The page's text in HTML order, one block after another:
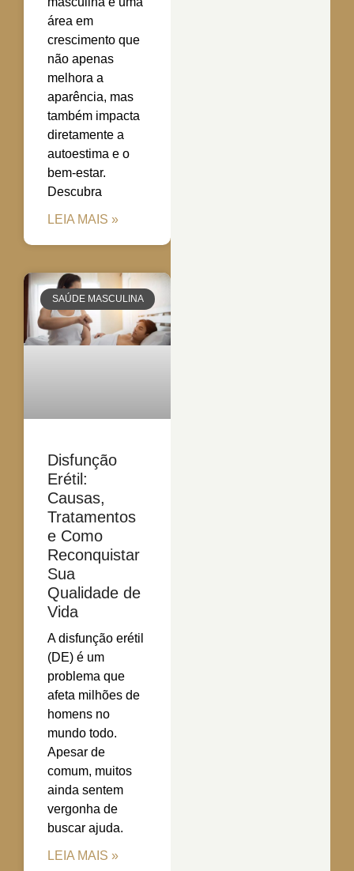
área em
crescimento que
não apenas
melhora a
aparência, mas
também impacta
diretamente a
autoestima e o
bem-estar.
Descubra
LEIA MAIS »
SAÚDE MASCULINA
Disfunção
Erétil:
Causas,
Tratamentos
e Como
Reconquistar
Sua
Qualidade de
Vida
A disfunção erétil
(DE) é um
problema que
afeta milhões de
homens no
mundo todo.
Apesar de
comum, muitos
ainda sentem
vergonha de
buscar ajuda.
LEIA MAIS »